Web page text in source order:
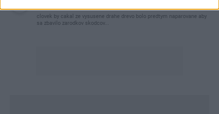
clovek by cakal ze vysusene drahe drevo bolo predtym naparovane aby
sa zbavilo zarodkov skodcov...